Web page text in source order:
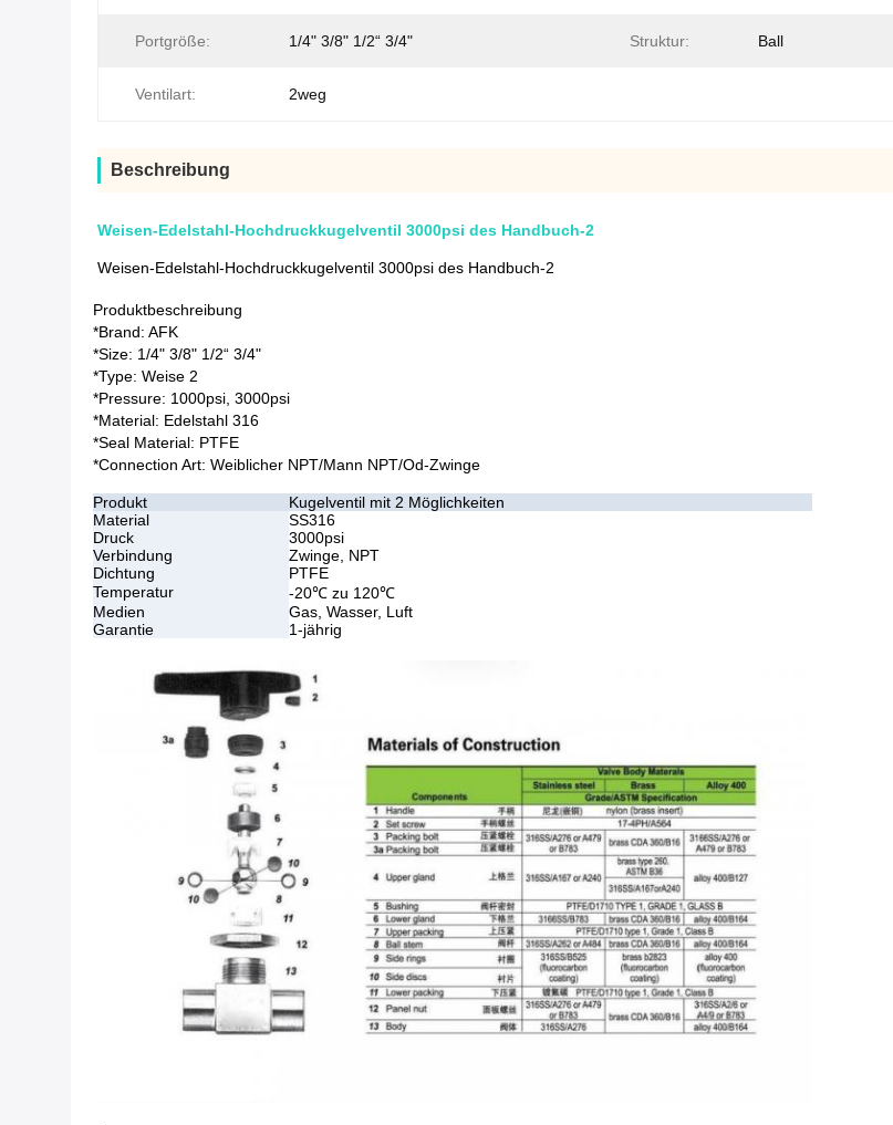
Portgröße: 1/4" 3/8" 1/2“ 3/4" Struktur: Ball
Ventilart: 2weg
Beschreibung
Weisen-Edelstahl-Hochdruckkugelventil 3000psi des Handbuch-2
Weisen-Edelstahl-Hochdruckkugelventil 3000psi des Handbuch-2
Produktbeschreibung
*Brand: AFK
*Size: 1/4" 3/8" 1/2“ 3/4"
*Type: Weise 2
*Pressure: 1000psi, 3000psi
*Material: Edelstahl 316
*Seal Material: PTFE
*Connection Art: Weiblicher NPT/Mann NPT/Od-Zwinge
Produkt
Kugelventil mit 2 Möglichkeiten
Material
SS316
Druck
3000psi
Verbindung
Zwinge, NPT
Dichtung
PTFE
Temperatur
-20℃ zu 120℃
Medien
Gas, Wasser, Luft
Garantie
1-jährig